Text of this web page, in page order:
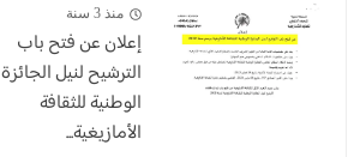
منذ 3 سنة
إعلان عن فتح باب
الترشيح لنيل الجائزة
الوطنية للثقافة
الأمازيغية...